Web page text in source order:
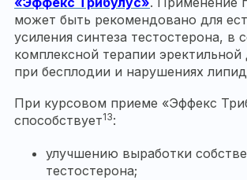
может быть рекомендовано для
усиления синтеза тестостерона, в
комплексной терапии
при бесплодии и нарушениях
При курсовом приеме «Эффекс
способствует13:
улучшению выработки
тестостерона;